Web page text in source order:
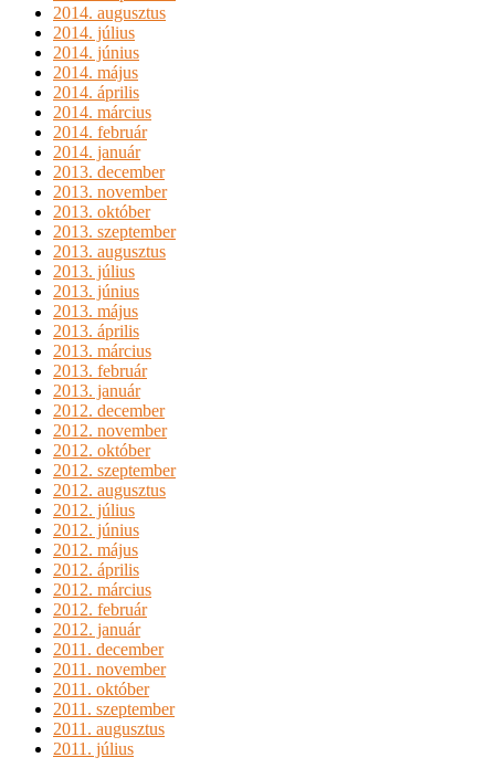
2014. augusztus
2014. július
2014. június
2014. május
2014. április
2014. március
2014. február
2014. január
2013. december
2013. november
2013. október
2013. szeptember
2013. augusztus
2013. július
2013. június
2013. május
2013. április
2013. március
2013. február
2013. január
2012. december
2012. november
2012. október
2012. szeptember
2012. augusztus
2012. július
2012. június
2012. május
2012. április
2012. március
2012. február
2012. január
2011. december
2011. november
2011. október
2011. szeptember
2011. augusztus
2011. július